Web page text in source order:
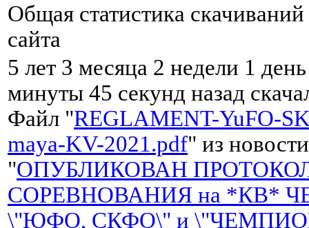
Общая статистика
сайта
5 лет 3 месяца 2 недели 1
минуты 45 секунд назад
Файл "REGLAMENT-YuFO-
maya-KV-2021.pdf" из новости
"ОПУБЛИКОВАН
СОРЕВНОВАНИЯ на *КВ*
\"ЮФО, СКФО\" и